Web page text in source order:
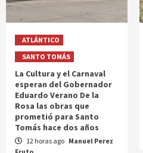
ATLÁNTICO
SANTO TOMÁS
La Cultura y el Carnaval
esperan del Gobernador
Eduardo Verano De la
Rosa las obras que
prometió para Santo
Tomás hace dos años
12 horas ago Manuel Perez